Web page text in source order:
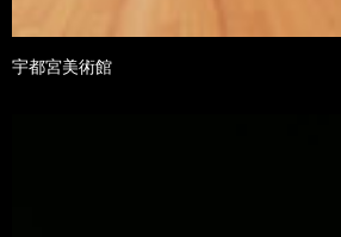
宇都宮美術館